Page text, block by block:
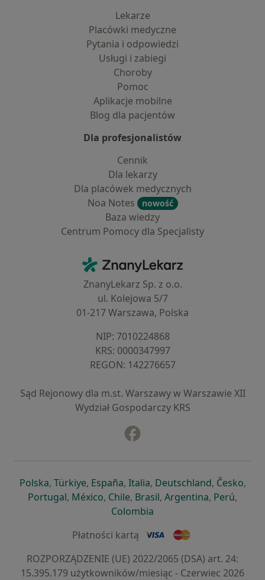
Lekarze
Placówki medyczne
Pytania i odpowiedzi
Usługi i zabiegi
Choroby
Pomoc
Aplikacje mobilne
Blog dla pacjentów
Dla profesjonalistów
Cennik
Dla lekarzy
Dla placówek medycznych
Noa Notes
nowość
Baza wiedzy
Centrum Pomocy dla Specjalisty
ZnanyLekarz - Strona główna
ZnanyLekarz Sp. z o.o.
ul. Kolejowa 5/7
01-217 Warszawa, Polska
NIP: ⁠7010224868
KRS: ⁠0000347997
REGON: ⁠142276657
Sąd Rejonowy dla m.st. Warszawy w Warszawie XII
Wydział Gospodarczy KRS
Polskaotwiera się w nowej karcie
, Türkiyeotwiera się w nowej karcie
, Españaotwiera się w nowej karcie
, Italiaotwiera się w nowej
, Deutschlandotwiera się
, Česko,
Portugalotwiera się w nowej karcie
, Méxicootwiera się w nowej karcie
, Chileotwiera się w nowej karcie
, Brasilotwiera się w nowej
, Argentinaotwiera się
, Perú,
Colombia
Płatności kartą
ROZPORZĄDZENIE (UE) 2022/2065 (DSA) art. 24:
15.395.179 użytkowników/miesiąc - Czerwiec 2026